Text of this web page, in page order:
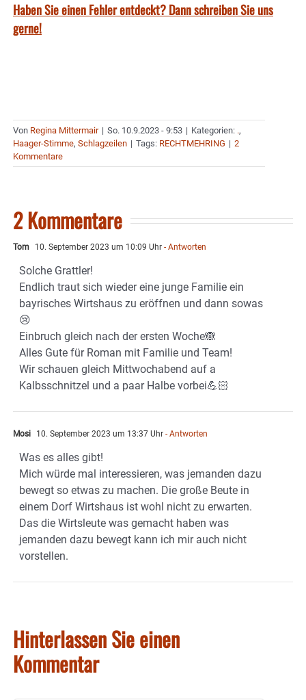
Haben Sie einen Fehler entdeckt? Dann schreiben Sie uns
gerne!
Von Regina Mittermair | So. 10.9.2023 - 9:53 | Kategorien: .,
Haager-Stimme, Schlagzeilen | Tags: RECHTMEHRING | 2
Kommentare
2 Kommentare
Tom 10. September 2023 um 10:09 Uhr - Antworten
Solche Grattler!
Endlich traut sich wieder eine junge Familie ein
bayrisches Wirtshaus zu eröffnen und dann sowas
😢
Einbruch gleich nach der ersten Woche🙈
Alles Gute für Roman mit Familie und Team!
Wir schauen gleich Mittwochabend auf a
Kalbsschnitzel und a paar Halbe vorbei💪🏻
Mosi 10. September 2023 um 13:37 Uhr - Antworten
Was es alles gibt!
Mich würde mal interessieren, was jemanden dazu
bewegt so etwas zu machen. Die große Beute in
einem Dorf Wirtshaus ist wohl nicht zu erwarten.
Das die Wirtsleute was gemacht haben was
jemanden dazu bewegt kann ich mir auch nicht
vorstellen.
Hinterlassen Sie einen
Kommentar